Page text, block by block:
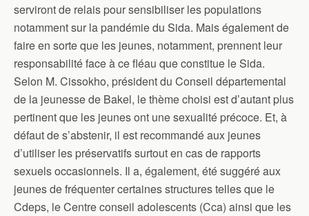
serviront de relais pour sensibiliser les populations
notamment sur la pandémie du Sida. Mais également de
faire en sorte que les jeunes, notamment, prennent leur
responsabilité face à ce fléau que constitue le Sida.
Selon M. Cissokho, président du Conseil départemental
de la jeunesse de Bakel, le thème choisi est d’autant plus
pertinent que les jeunes ont une sexualité précoce. Et, à
défaut de s’abstenir, il est recommandé aux jeunes
d’utiliser les préservatifs surtout en cas de rapports
sexuels occasionnels. Il a, également, été suggéré aux
jeunes de fréquenter certaines structures telles que le
Cdeps, le Centre conseil adolescents (Cca) ainsi que les